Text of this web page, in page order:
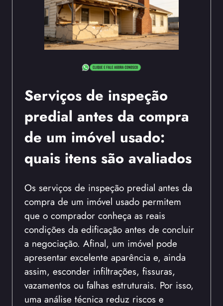
Serviços de inspeção
predial antes da compra
de um imóvel usado:
quais itens são avaliados
Os serviços de inspeção predial antes da
compra de um imóvel usado permitem
que o comprador conheça as reais
condições da edificação antes de concluir
a negociação. Afinal, um imóvel pode
apresentar excelente aparência e, ainda
assim, esconder infiltrações, fissuras,
vazamentos ou falhas estruturais. Por isso,
uma análise técnica reduz riscos e